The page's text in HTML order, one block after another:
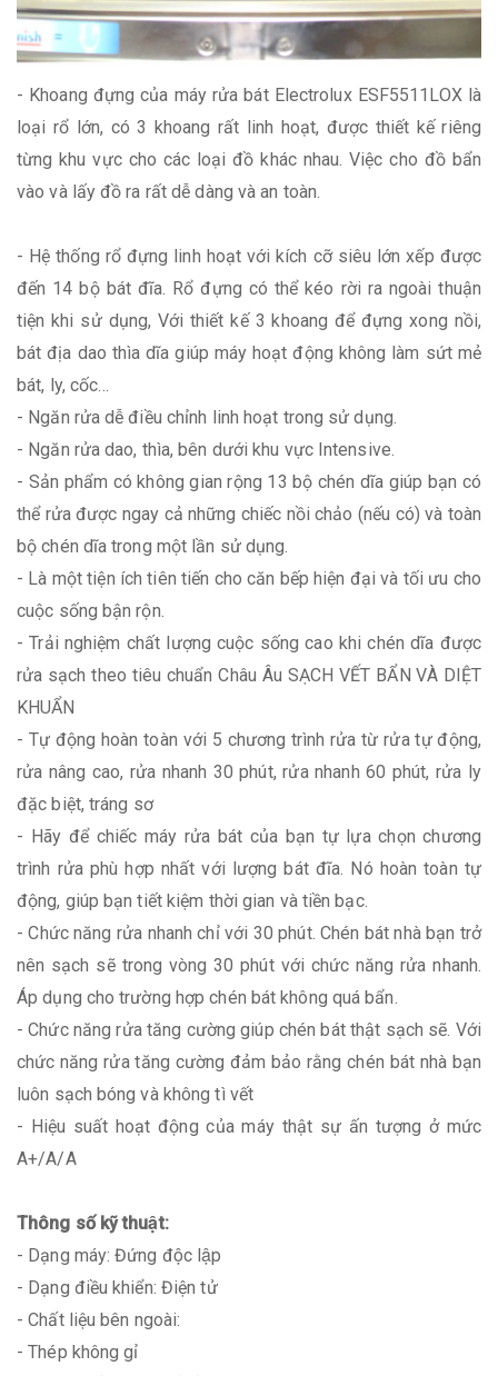
- Khoang đựng của máy rửa bát Electrolux ESF5511LOX là
loại rổ lớn, có 3 khoang rất linh hoạt, được thiết kế riêng
từng khu vực cho các loại đồ khác nhau. Việc cho đồ bẩn
vào và lấy đồ ra rất dễ dàng và an toàn.
- Hệ thống rổ đựng linh hoạt với kích cỡ siêu lớn xếp được
đến 14 bộ bát đĩa. Rổ đựng có thể kéo rời ra ngoài thuận
tiện khi sử dụng, Với thiết kế 3 khoang để đựng xong nồi,
bát địa dao thìa dĩa giúp máy hoạt động không làm sứt mẻ
bát, ly, cốc…
- Ngăn rửa dễ điều chỉnh linh hoạt trong sử dụng.
- Ngăn rửa dao, thìa, bên dưới khu vực Intensive.
- Sản phẩm có không gian rộng 13 bộ chén dĩa giúp bạn có
thể rửa được ngay cả những chiếc nồi chảo (nếu có) và toàn
bộ chén dĩa trong một lần sử dụng.
- Là một tiện ích tiên tiến cho căn bếp hiện đại và tối ưu cho
cuộc sống bận rộn.
- Trải nghiệm chất lượng cuộc sống cao khi chén dĩa được
rửa sạch theo tiêu chuẩn Châu Âu SẠCH VẾT BẨN VÀ DIỆT
KHUẨN
- Tự động hoàn toàn với 5 chương trình rửa từ rửa tự động,
rửa nâng cao, rửa nhanh 30 phút, rửa nhanh 60 phút, rửa ly
đặc biệt, tráng sơ
- Hãy để chiếc máy rửa bát của bạn tự lựa chọn chương
trình rửa phù hợp nhất với lượng bát đĩa. Nó hoàn toàn tự
động, giúp bạn tiết kiệm thời gian và tiền bạc.
- Chức năng rửa nhanh chỉ với 30 phút. Chén bát nhà bạn trở
nên sạch sẽ trong vòng 30 phút với chức năng rửa nhanh.
Áp dụng cho trường hợp chén bát không quá bẩn.
- Chức năng rửa tăng cường giúp chén bát thật sạch sẽ. Với
chức năng rửa tăng cường đảm bảo rằng chén bát nhà bạn
luôn sạch bóng và không tì vết
- Hiệu suất hoạt động của máy thật sự ấn tượng ở mức
A+/A/A
Thông số kỹ thuật:
- Dạng máy: Đứng độc lập
- Dạng điều khiển: Điện tử
- Chất liệu bên ngoài:
- Thép không gỉ